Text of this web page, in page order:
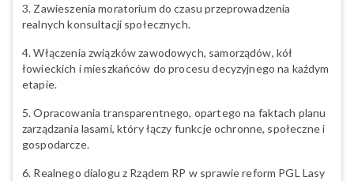
3. Zawieszenia moratorium do czasu przeprowadzenia
realnych konsultacji społecznych.
4. Włączenia związków zawodowych, samorządów, kół
łowieckich i mieszkańców do procesu decyzyjnego na każdym
etapie.
5. Opracowania transparentnego, opartego na faktach planu
zarządzania lasami, który łączy funkcje ochronne, społeczne i
gospodarcze.
6. Realnego dialogu z Rządem RP w sprawie reform PGL Lasy